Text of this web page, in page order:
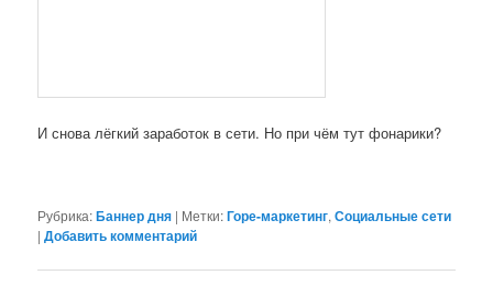
И снова лёгкий заработок в сети. Но при чём тут фонарики?
Рубрика:Баннер дня | Метки:Горе-маркетинг,Социальные сети
|Добавить комментарий